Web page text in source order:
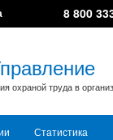
8 800
охраной труда в
Статистика